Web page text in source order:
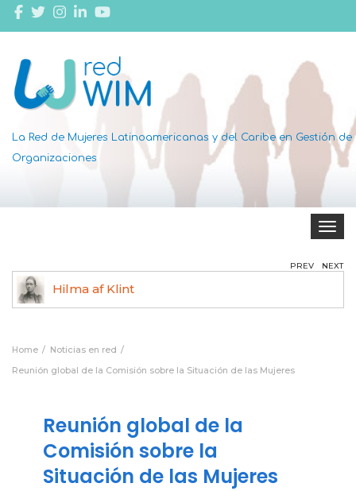
La Red de Mujeres Latinoamericanas y del Caribe en Gestión de
Organizaciones
Toggle
Hilma af Klint
PREV NEXT
Home
Noticias en red
Reunión global de la Comisión sobre la Situación de las Mujeres
Reunión global de la
Comisión sobre la
Situación de las Mujeres